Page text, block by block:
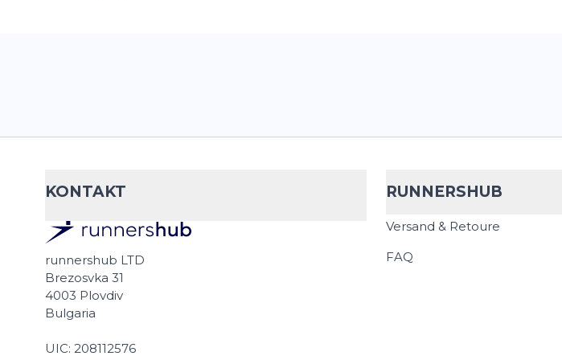
KONTAKT
runnershub LTD
Brezosvka 31
4003 Plovdiv
Bulgaria
UIC: 208112576
RUNNERSHUB
Versand & Retoure
FAQ